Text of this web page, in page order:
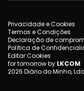
Privacidade e Cookies
Termos e Condições
Declaração de
Política de
Editar Cookies
for tomorrow by LKCOM
2026 Diário do Minho,